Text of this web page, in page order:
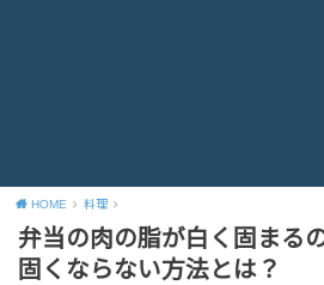
HOME 料理
弁当の肉の脂が白く固まる
固くならない方法とは？